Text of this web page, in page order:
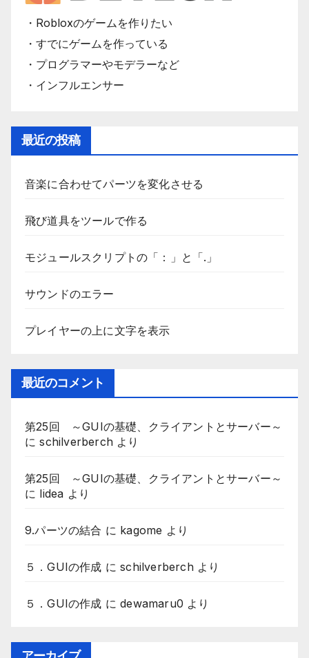
・Robloxのゲームを作りたい
・すでにゲームを作っている
・プログラマーやモデラーなど
・インフルエンサー
最近の投稿
音楽に合わせてパーツを変化させる
飛び道具をツールで作る
モジュールスクリプトの「：」と「.」
サウンドのエラー
プレイヤーの上に文字を表示
最近のコメント
第25回 ～GUIの基礎、クライアントとサーバー～
にschilverberch より
第25回 ～GUIの基礎、クライアントとサーバー～
に lidea より
9.パーツの結合 に kagome より
５．GUIの作成 にschilverberchより
５．GUIの作成 にdewamaru0 より